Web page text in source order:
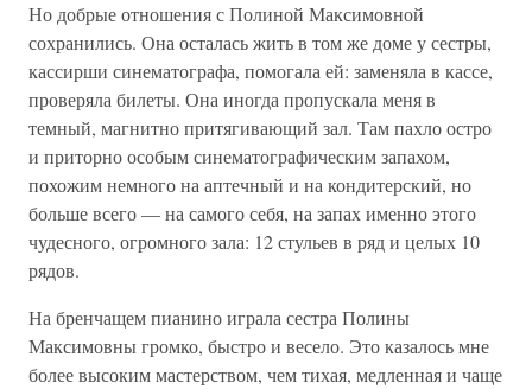
Но добрые отношения с Полиной Максимовной
сохранились. Она осталась жить в том же доме у сестры,
кассирши синематографа, помогала ей: заменяла в кассе,
проверяла билеты. Она иногда пропускала меня в
темный, магнитно притягивающий зал. Там пахло остро
и приторно особым синематографическим запахом,
похожим немного на аптечный и на кондитерский, но
больше всего — на самого себя, на запах именно этого
чудесного, огромного зала: 12 стульев в ряд и целых 10
рядов.
На бренчащем пианино играла сестра Полины
Максимовны громко, быстро и весело. Это казалось мне
более высоким мастерством, чем тихая, медленная и чаще